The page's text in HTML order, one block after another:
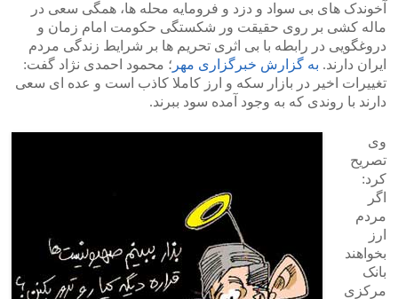
آخوندک های بی سواد و دزد و فرومایه محله ها، همگی سعی در
ماله کشی بر روی حقیقت ور شکستگی حکومت امام زمان و
دروغگویی در رابطه با بی اثری تحریم ها بر شرایط زندگی مردم
ایران دارند. به گزارش خبرگزاری مهر ؛ محمود احمدی نژاد گفت:
تغییرات اخیر در بازار سکه و ارز کاملا کاذب است و عده ای سعی
دارند با روندی که به وجود آمده سود ببرند.
وی
تصریح
کرد:
اگر
مردم
ارز
بخواهند
بانک
مرکزی